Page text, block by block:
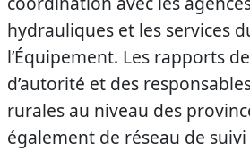
hydrauliques et les services
l’Équipement. Les rapports
d’autorité et des
rurales au niveau des
également de réseau de